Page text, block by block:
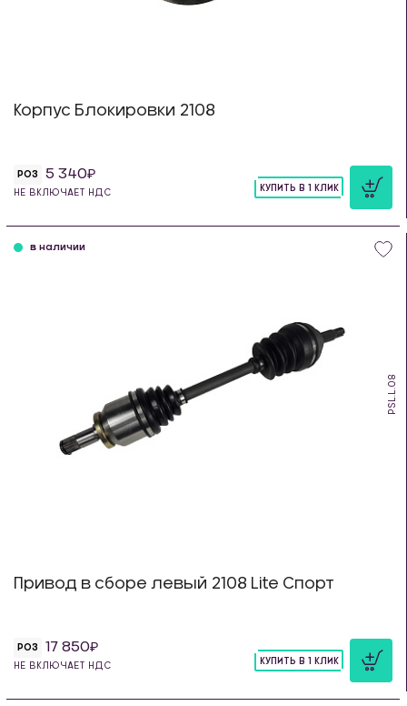
Корпус Блокировки 2108
РОЗ 5 340
НЕ ВКЛЮЧАЕТ НДС
КУПИТЬ В 1 КЛИК
PSL.L.08
в наличии
Привод в сборе левый 2108 Lite Спорт
РОЗ 17 850
НЕ ВКЛЮЧАЕТ НДС
КУПИТЬ В 1 КЛИК